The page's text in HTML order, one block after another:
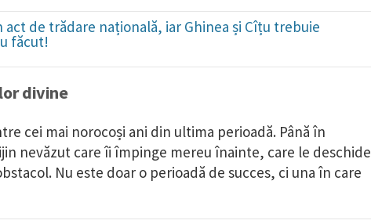
act de trădare națională, iar Ghinea și Cîțu trebuie
făcut!
divine
cei mai norocoși ani din ultima perioadă. Până în
nevăzut care îi împinge mereu înainte, care le deschide
Nu este doar o perioadă de succes, ci una în care